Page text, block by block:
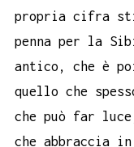
propria cifra
penna per la
antico, che è
quello che
che può far
che abbraccia